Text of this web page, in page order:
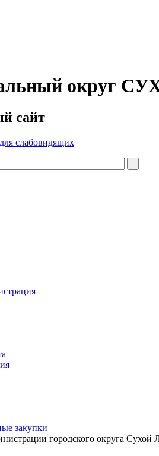
округ
сайт
слабовидящих
закупки
городского округа Сухой